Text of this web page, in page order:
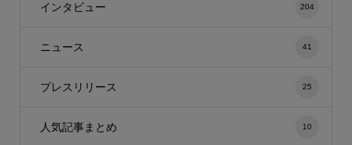
インタビュー 204
ニュース 41
プレスリリース 25
人気記事まとめ 10